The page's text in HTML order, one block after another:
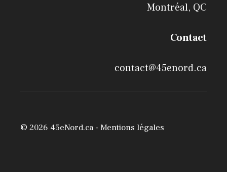
Montréal, QC
Contact
contact@45enord.ca
© 2026 45eNord.ca - Mentions légales